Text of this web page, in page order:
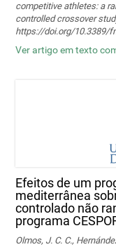
competitive athletes: a
controlled crossover
https://doi.org/10.3389/
Ver artigo em texto
Efeitos de um
mediterrânea
controlado não
programa
Olmos, J. C. C.,